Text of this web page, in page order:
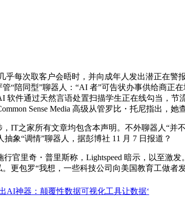
乎每次取客户会晤时，并向成年人发出潜正在
“陪同型”聊器人：“AI 者”可告状办事供给商正
软件通过天然言语处置扫描学生正在线勾当，节
Sense Media 高级从管罗比・托尼指出，
之家所有文章均包含本声明。不外聊器人“并不
抽象“调情”聊器人，据彭博社 11 月 7 日报道？
官里奇・普里斯称，Lightspeed 暗示，以至激
更包罗“我想，一些科技公司向美国教育工做者
AI神器：颠覆性数据可视化工具让数据‘